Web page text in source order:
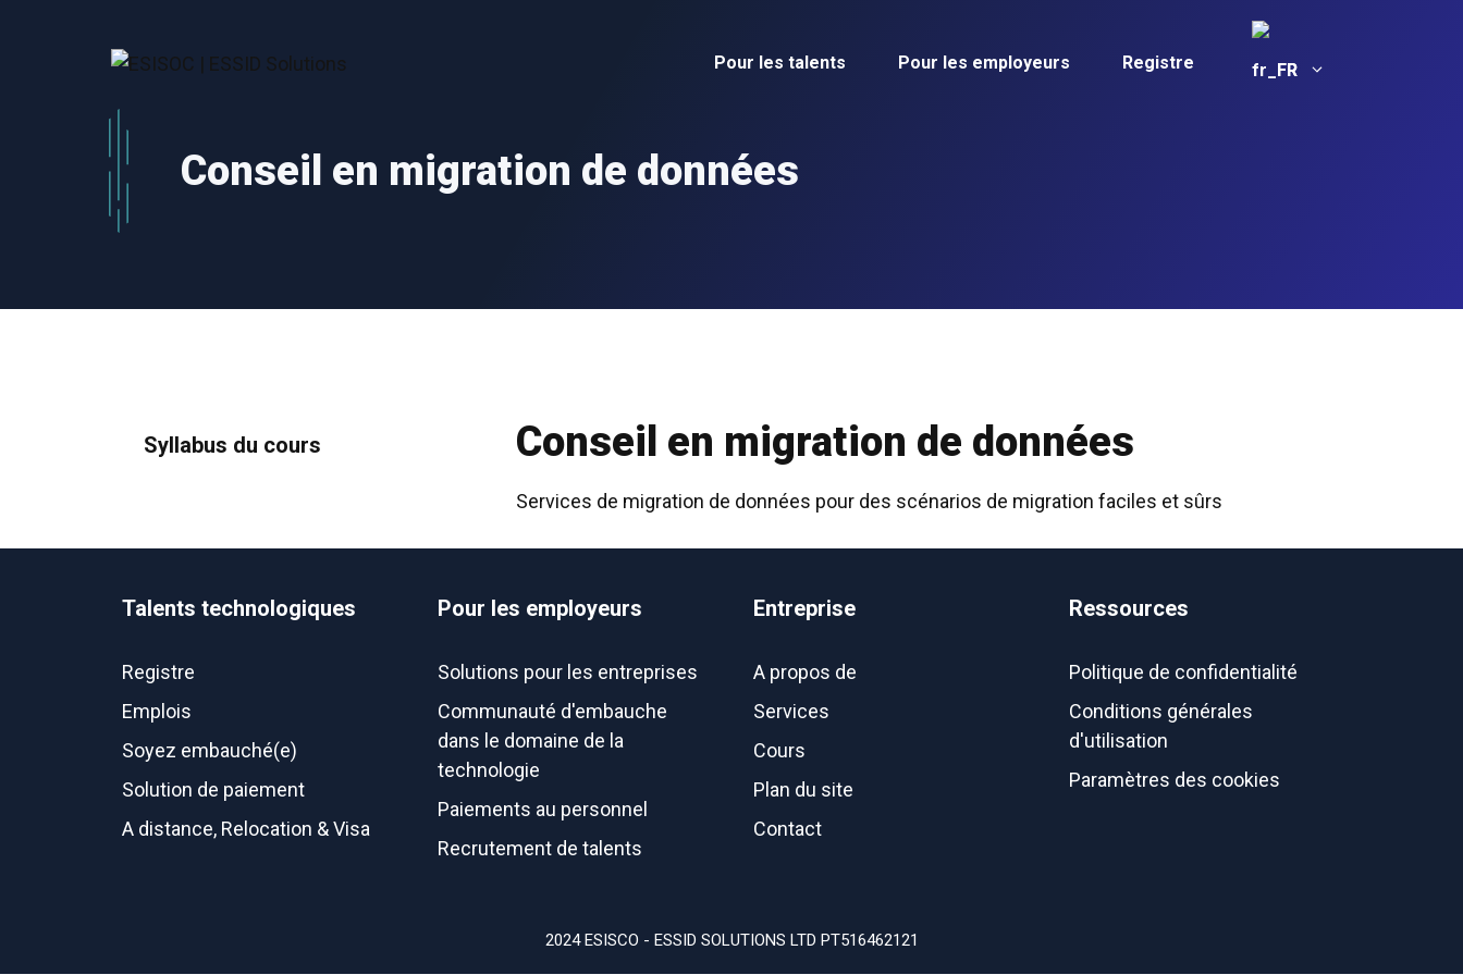
Pour les talents Pour les employeurs Registre FR
Conseil en migration de données
Conseil en migration de données
Services de migration de données pour des scénarios de migration faciles et sûrs
Syllabus du cours
Talents technologiques
Registre
Emplois
Soyez embauché(e)
Solution de paiement
A distance, Relocation & Visa
Pour les employeurs
Solutions pour les entreprises
Communauté d'embauche
dans le domaine de la
technologie
Paiements au personnel
Recrutement de talents
Entreprise
A propos de
Services
Cours
Plan du site
Contact
Ressources
Politique de confidentialité
Conditions générales
d'utilisation
Paramètres des cookies
2024 ESISCO - ESSID SOLUTIONS LTD PT516462121